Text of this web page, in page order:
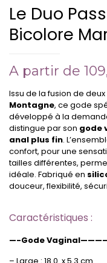
Le Duo
Bicolore
A partir de
Issu de la fusion de
Montagne, ce gode
développé à la
distingue par son gode
anal plus fin.
confort, pour une
tailles différentes,
idéale. Fabriqué en
douceur, flexibilité,
Caractéristiques :
—-Gode
– Large : 18.0 x 5.3 cm